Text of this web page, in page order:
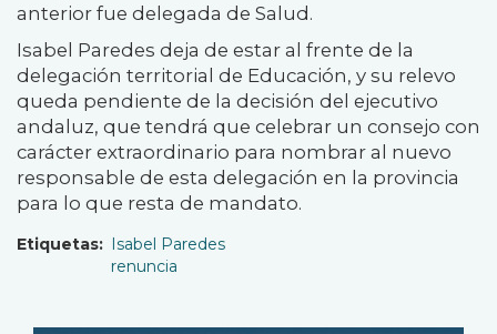
anterior fue delegada de Salud.
Isabel Paredes deja de estar al frente de la
delegación territorial de Educación, y su relevo
queda pendiente de la decisión del ejecutivo
andaluz, que tendrá que celebrar un consejo con
carácter extraordinario para nombrar al nuevo
responsable de esta delegación en la provincia
para lo que resta de mandato.
Etiquetas
Isabel Paredes
renuncia